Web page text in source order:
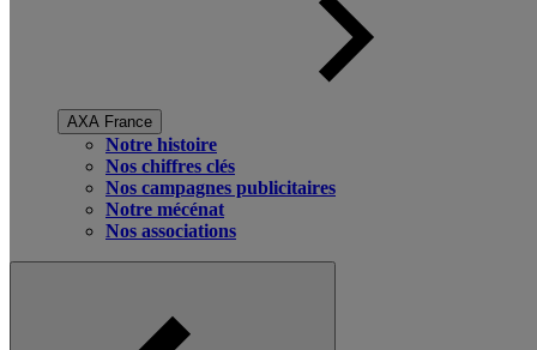
AXA France
Notre histoire
Nos chiffres clés
Nos campagnes publicitaires
Notre mécénat
Nos associations